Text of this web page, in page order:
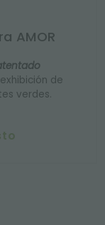
AMOR
de
verdes.